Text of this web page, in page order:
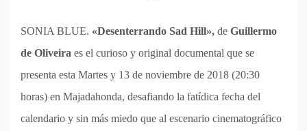
SONIA BLUE. «Desenterrando Sad Hill», de Guillermo
de Oliveira es el curioso y original documental que se
presenta esta Martes y 13 de noviembre de 2018 (20:30
horas) en Majadahonda, desafiando la fatídica fecha del
calendario y sin más miedo que al escenario cinematográfico